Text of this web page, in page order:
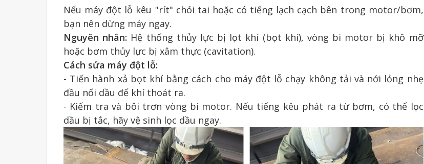
Nếu máy đột lỗ kêu "rít" chói tai hoặc có tiếng lạch cạch bên trong motor/bơm,
bạn nên dừng máy ngay.
Nguyên nhân: Hệ thống thủy lực bị lọt khí (bọt khí), vòng bi motor bị khô mỡ
hoặc bơm thủy lực bị xâm thực (cavitation).
Cách sửa máy đột lỗ:
- Tiến hành xả bọt khí bằng cách cho máy đột lỗ chạy không tải và nới lỏng nhẹ
đầu nối dầu để khí thoát ra.
- Kiểm tra và bôi trơn vòng bi motor. Nếu tiếng kêu phát ra từ bơm, có thể lọc
dầu bị tắc, hãy vệ sinh lọc dầu ngay.